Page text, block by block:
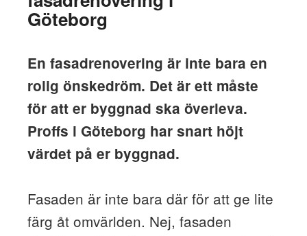
Göteborg
En fasadrenovering är inte bara en
rolig önskedröm. Det är ett måste
för att er byggnad ska överleva.
Proffs i Göteborg har snart höjt
värdet på er byggnad.
Fasaden är inte bara där för att ge lite
färg åt omvärlden. Nej, fasaden